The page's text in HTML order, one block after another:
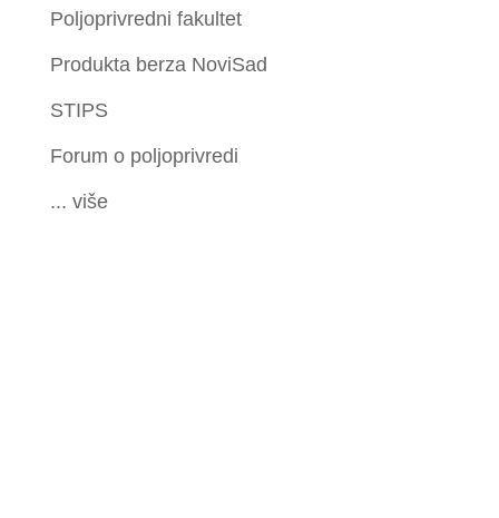
Poljoprivredni fakultet
Produkta berza NoviSad
STIPS
Forum o poljoprivredi
... više